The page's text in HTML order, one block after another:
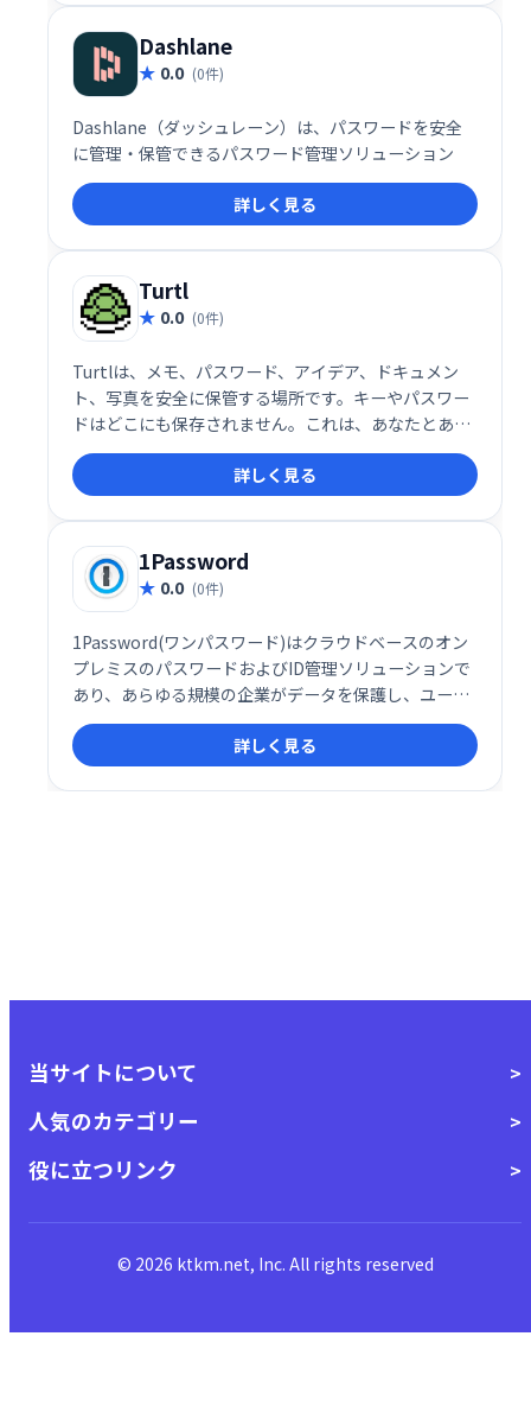
Dashlane
0.0 (0件)
Dashlane（ダッシュレーン）は、パスワードを安全
に管理・保管できるパスワード管理ソリューション
詳しく見る
Turtl
0.0 (0件)
Turtlは、メモ、パスワード、アイデア、ドキュメン
ト、写真を安全に保管する場所です。キーやパスワー
ドはどこにも保存されません。これは、あなたとあな
たが共有したい人だけがデータを読むことができるこ
とを意味します。
詳しく見る
1Password
0.0 (0件)
1Password(ワンパスワード)はクラウドベースのオン
プレミスのパスワードおよびID管理ソリューションで
あり、あらゆる規模の企業がデータを保護し、ユーザ
ー操作を集中管理できるようにします。
詳しく見る
当サイトについて
人気のカテゴリー
役に立つリンク
© 2026 ktkm.net, Inc. All rights reserved